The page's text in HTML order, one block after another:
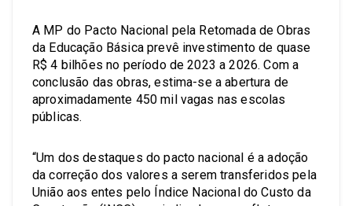
A MP do Pacto Nacional pela Retomada de Obras
da Educação Básica prevê investimento de quase
R$ 4 bilhões no período de 2023 a 2026. Com a
conclusão das obras, estima-se a abertura de
aproximadamente 450 mil vagas nas escolas
públicas.
“Um dos destaques do pacto nacional é a adoção
da correção dos valores a serem transferidos pela
União aos entes pelo Índice Nacional do Custo da